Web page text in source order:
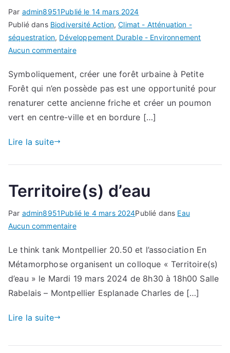
Par admin8951Publié le 14 mars 2024
Publié dans Biodiversité Action,Climat - Atténuation -
séquestration, Développement Durable - Environnement
Aucun commentairesur
micro-
forêt
urbaine
dans
du
à
FORET
Symboliquement, créer une forêt urbaine à Petite
Forêt qui n’en possède pas est une opportunité pour
renaturer cette ancienne friche et créer un poumon
vert en centre-ville et en bordure […]
Lire la suite
Territoire(s) d’eau
Par admin8951Publié le 4 mars 2024Publié dans Eau
Aucun commentairesur
d’eau
Le think tank Montpellier 20.50 et l’association En
Métamorphose organisent un colloque « Territoire(s)
d’eau » le Mardi 19 mars 2024 de 8h30 à 18h00 Salle
Rabelais – Montpellier Esplanade Charles de […]
Lire la suite